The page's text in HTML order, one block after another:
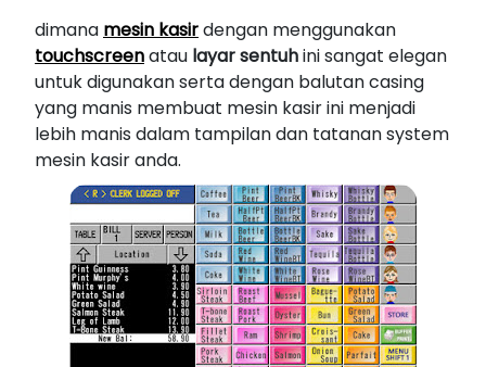
dimana mesin kasirdengan menggunakan
touchscreenatau layar sentuhini sangat elegan
untuk digunakan serta dengan balutan casing
yang manis membuat mesin kasir ini menjadi
lebih manis dalam tampilan dan tatanan system
mesin kasir anda.